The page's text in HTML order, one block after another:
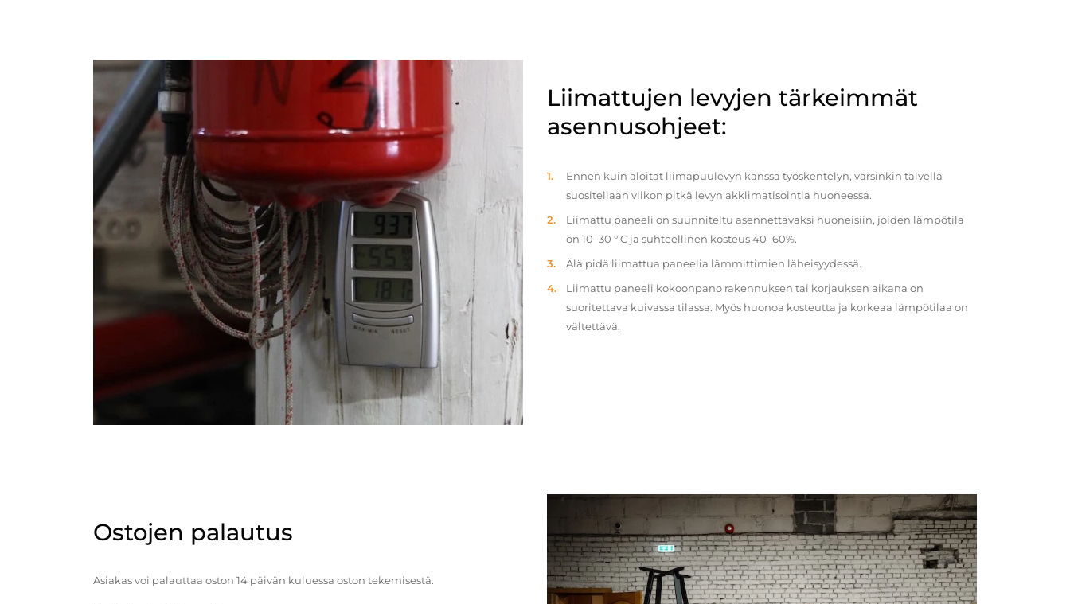
Liimattujen levyjen tärkeimmät
asennusohjeet:
Ennen kuin aloitat liimapuulevyn kanssa työskentelyn, varsinkin talvella
suositellaan viikon pitkä levyn akklimatisointia huoneessa.
Liimattu paneeli on suunniteltu asennettavaksi huoneisiin, joiden lämpötila
on 10–30 ° C ja suhteellinen kosteus 40–60%.
Älä pidä liimattua paneelia lämmittimien läheisyydessä.
Liimattu paneeli kokoonpano rakennuksen tai korjauksen aikana on
suoritettava kuivassa tilassa. Myös huonoa kosteutta ja korkeaa lämpötilaa on
vältettävä.
Ostojen palautus
Asiakas voi palauttaa oston 14 päivän kuluessa oston tekemisestä.